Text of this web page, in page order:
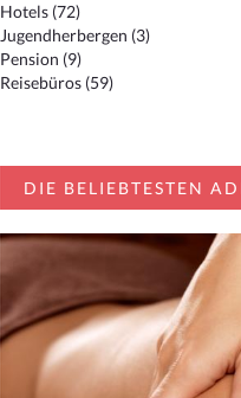
Hotels (72)
Jugendherbergen (3)
Pension (9)
Reisebüros (59)
DIE BELIEBTESTEN